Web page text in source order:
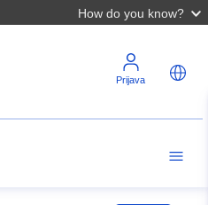
How do you know?
Prijava